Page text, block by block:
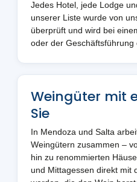
Jedes Hotel, jede Lodge
unserer Liste wurde von
überprüft und wird bei
oder der Geschäftsführung
Weingüter mit
Sie
In Mendoza und Salta
Weingütern zusammen –
hin zu renommierten
und Mittagessen direkt mit